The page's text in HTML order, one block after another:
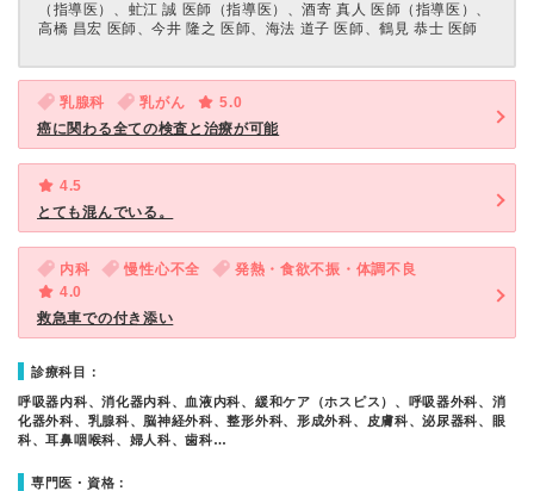
（指導医）、虻江 誠 医師（指導医）、酒寄 真人 医師（指導医）、
高橋 昌宏 医師、今井 隆之 医師、海法 道⼦ 医師、鶴⾒ 恭⼠ 医師
乳腺科 乳がん
5.0
癌に関わる全ての検査と治療が可能
4.5
とても混んでいる。
内科 慢性心不全
発熱・食欲不振・体調不良
4.0
救急車での付き添い
診療科目：
呼吸器内科、消化器内科、血液内科、緩和ケア（ホスピス）、呼吸器外科、消
化器外科、乳腺科、脳神経外科、整形外科、形成外科、皮膚科、泌尿器科、眼
科、耳鼻咽喉科、婦人科、歯科…
専門医・資格：